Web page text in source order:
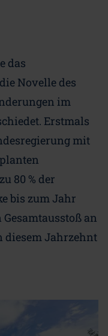
das
Novelle des
im
Erstmals
mit
80 % der
bis zum Jahr
an
diesem Jahrzehnt